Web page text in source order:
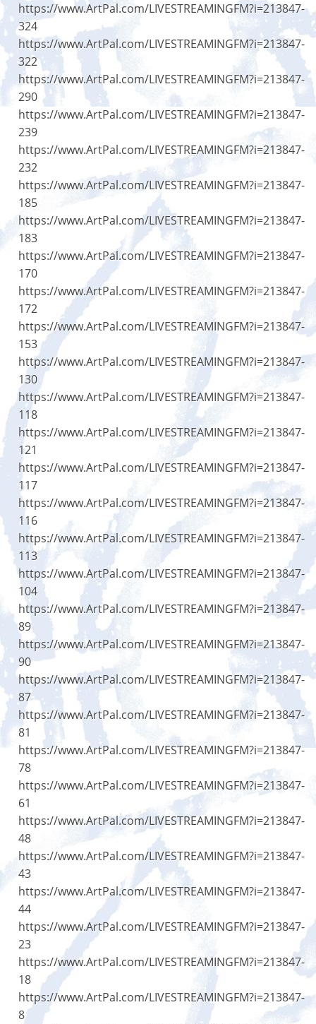
https://www.ArtPal.com/LIVESTREAMINGFM?i=213847-
324
https://www.ArtPal.com/LIVESTREAMINGFM?i=213847-
322
https://www.ArtPal.com/LIVESTREAMINGFM?i=213847-
290
https://www.ArtPal.com/LIVESTREAMINGFM?i=213847-
239
https://www.ArtPal.com/LIVESTREAMINGFM?i=213847-
232
https://www.ArtPal.com/LIVESTREAMINGFM?i=213847-
185
https://www.ArtPal.com/LIVESTREAMINGFM?i=213847-
183
https://www.ArtPal.com/LIVESTREAMINGFM?i=213847-
170
https://www.ArtPal.com/LIVESTREAMINGFM?i=213847-
172
https://www.ArtPal.com/LIVESTREAMINGFM?i=213847-
153
https://www.ArtPal.com/LIVESTREAMINGFM?i=213847-
130
https://www.ArtPal.com/LIVESTREAMINGFM?i=213847-
118
https://www.ArtPal.com/LIVESTREAMINGFM?i=213847-
121
https://www.ArtPal.com/LIVESTREAMINGFM?i=213847-
117
https://www.ArtPal.com/LIVESTREAMINGFM?i=213847-
116
https://www.ArtPal.com/LIVESTREAMINGFM?i=213847-
113
https://www.ArtPal.com/LIVESTREAMINGFM?i=213847-
104
https://www.ArtPal.com/LIVESTREAMINGFM?i=213847-
89
https://www.ArtPal.com/LIVESTREAMINGFM?i=213847-
90
https://www.ArtPal.com/LIVESTREAMINGFM?i=213847-
87
https://www.ArtPal.com/LIVESTREAMINGFM?i=213847-
81
https://www.ArtPal.com/LIVESTREAMINGFM?i=213847-
78
https://www.ArtPal.com/LIVESTREAMINGFM?i=213847-
61
https://www.ArtPal.com/LIVESTREAMINGFM?i=213847-
48
https://www.ArtPal.com/LIVESTREAMINGFM?i=213847-
43
https://www.ArtPal.com/LIVESTREAMINGFM?i=213847-
44
https://www.ArtPal.com/LIVESTREAMINGFM?i=213847-
23
https://www.ArtPal.com/LIVESTREAMINGFM?i=213847-
18
https://www.ArtPal.com/LIVESTREAMINGFM?i=213847-
8